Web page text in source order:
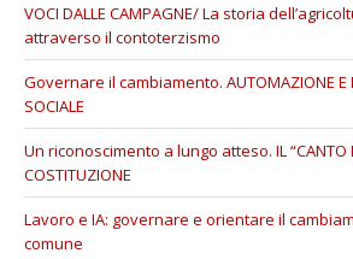
VOCI DALLE CAMPAGNE/ La storia
attraverso il contoterzismo
Governare il cambiamento. AUTOMAZIONE E
SOCIALE
Un riconoscimento a lungo atteso. IL “CANTO
COSTITUZIONE
Lavoro e IA: governare e orientare il
comune